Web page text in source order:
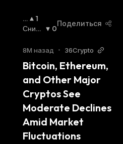
П
О
Ы
А
Ю
Щ
И
Й
С
:
1
Сниж
Йся:
0
Поделиться
8М назад • 36Crypto
Bitcoin, Ethereum,
and Other Major
Cryptos See
Moderate Declines
Amid Market
Fluctuations